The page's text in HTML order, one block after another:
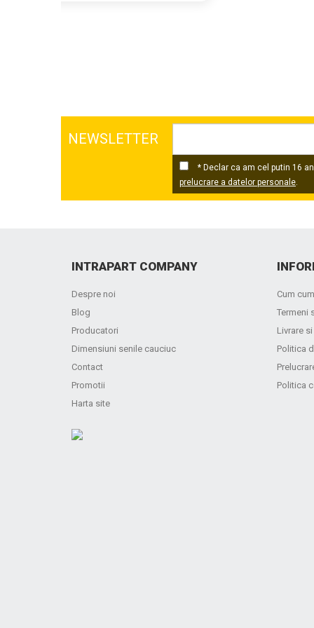
NEWSLETTER
* Declar ca am cel putin 16
prelucrare a datelor personale.
INTRAPART COMPANY
Despre noi
Blog
Producatori
Dimensiuni senile cauciuc
Contact
Promotii
Harta site
Cum
Termeni
Livrare
Politica
Politica